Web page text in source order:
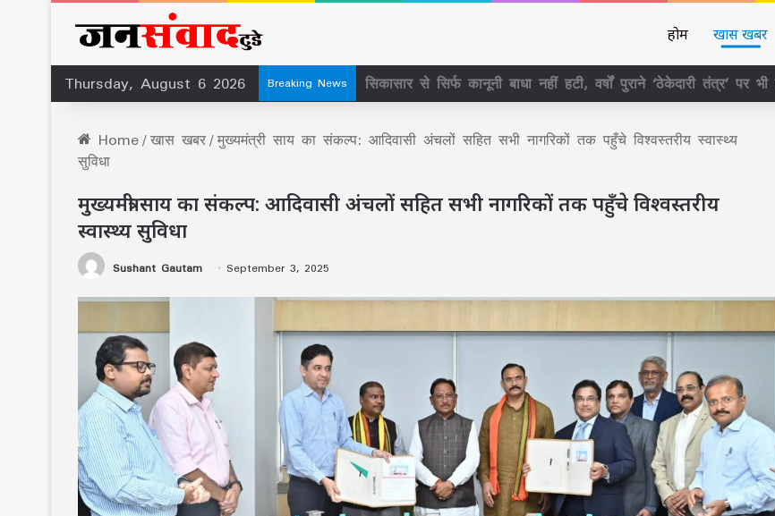
होम खास खबर
Thursday, August 6 2026
Breaking News
सिकासार से सिर्फ कानूनी बाधा नहीं हटी, वर्षों पुराने ‘ठेकेदारी तंत्र’
Home/खास खबर/मुख्यमंत्री साय का संकल्प: आदिवासी अंचलों सहित सभी नागरिकों तक पहुँचे विश्वस्तरीय स्वास्थ्य
सुविधा
मुख्यमंत्री साय का संकल्प: आदिवासी अंचलों सहित सभी नागरिकों तक पहुँचे विश्वस्तरीय
स्वास्थ्य सुविधा
Sushant Gautam September 3, 2025